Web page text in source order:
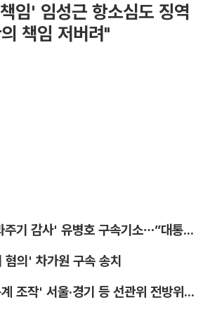
임' 임성근 항소심도 징역
책임 저버려"
특검, '관저 이전 봐주기 감사' 유병호 구속기소…”대통령실 청탁받아“
의' 차가원 구속 송치
합수본, '투표율 통계 조작' 서울·경기 등 선관위 전방위 압수수색